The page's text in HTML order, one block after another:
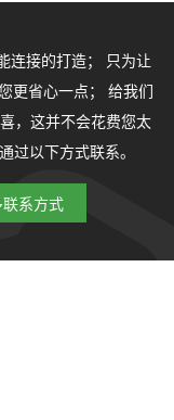
接的打造；
只为让
更省心一点；
给我们
，这并不会花费您太
过以下方式联系。
联系方式